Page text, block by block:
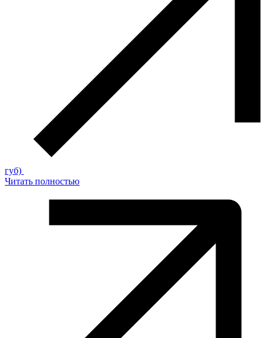
губ)
Читать полностью